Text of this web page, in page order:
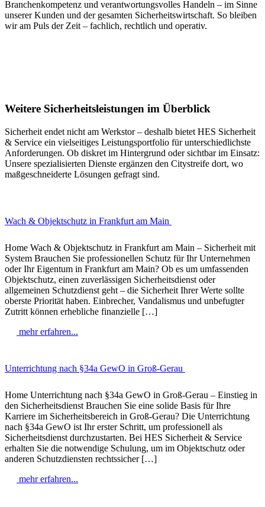
Branchenkompetenz und verantwortungsvolles Handeln – im Sinne
unserer Kunden und der gesamten Sicherheitswirtschaft. So bleiben
wir am Puls der Zeit – fachlich, rechtlich und operativ.
Weitere Sicherheitsleistungen im Überblick
Sicherheit endet nicht am Werkstor – deshalb bietet HES Sicherheit
& Service ein vielseitiges Leistungsportfolio für unterschiedlichste
Anforderungen. Ob diskret im Hintergrund oder sichtbar im Einsatz:
Unsere spezialisierten Dienste ergänzen den Citystreife dort, wo
maßgeschneiderte Lösungen gefragt sind.
Wach & Objektschutz in Frankfurt am Main
Home Wach & Objektschutz in Frankfurt am Main – Sicherheit mit
System Brauchen Sie professionellen Schutz für Ihr Unternehmen
oder Ihr Eigentum in Frankfurt am Main? Ob es um umfassenden
Objektschutz, einen zuverlässigen Sicherheitsdienst oder
allgemeinen Schutzdienst geht – die Sicherheit Ihrer Werte sollte
oberste Priorität haben. Einbrecher, Vandalismus und unbefugter
Zutritt können erhebliche finanzielle […]
mehr erfahren...
Unterrichtung nach §34a GewO in Groß-Gerau
Home Unterrichtung nach §34a GewO in Groß-Gerau – Einstieg in
den Sicherheitsdienst Brauchen Sie eine solide Basis für Ihre
Karriere im Sicherheitsbereich in Groß-Gerau? Die Unterrichtung
nach §34a GewO ist Ihr erster Schritt, um professionell als
Sicherheitsdienst durchzustarten. Bei HES Sicherheit & Service
erhalten Sie die notwendige Schulung, um im Objektschutz oder
anderen Schutzdiensten rechtssicher […]
mehr erfahren...